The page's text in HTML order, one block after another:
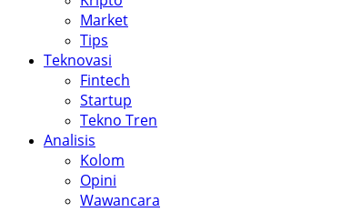
Market
Tips
Teknovasi
Fintech
Startup
Tekno Tren
Analisis
Kolom
Opini
Wawancara